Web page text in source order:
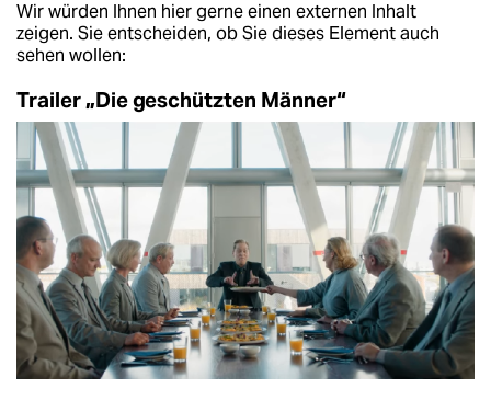
Wir würden Ihnen hier gerne einen externen Inhalt
zeigen. Sie entscheiden, ob Sie dieses Element auch
sehen wollen:
Trailer „Die geschützten Männer“